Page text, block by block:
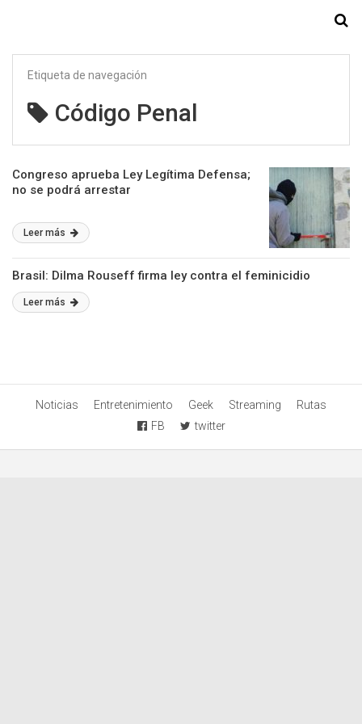
Etiqueta de navegación
Código Penal
Congreso aprueba Ley Legítima Defensa;
no se podrá arrestar
Leer más
Brasil: Dilma Rouseff firma ley contra el feminicidio
Leer más
Noticias Entretenimiento Geek Streaming
Rutas
FB
twitter